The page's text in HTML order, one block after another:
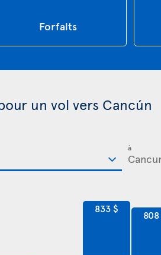
Forfaits
un vol vers Cancún
à
833 $